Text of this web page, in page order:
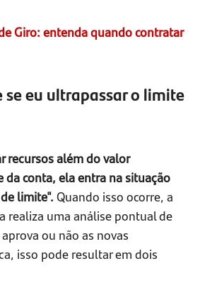
Giro: entenda quando contratar
se eu ultrapassar o limite
recursos além do valor
conta, ela entra na situação
limite". Quando isso ocorre, a
realiza uma análise pontual de
ou não as novas
isso pode resultar em dois